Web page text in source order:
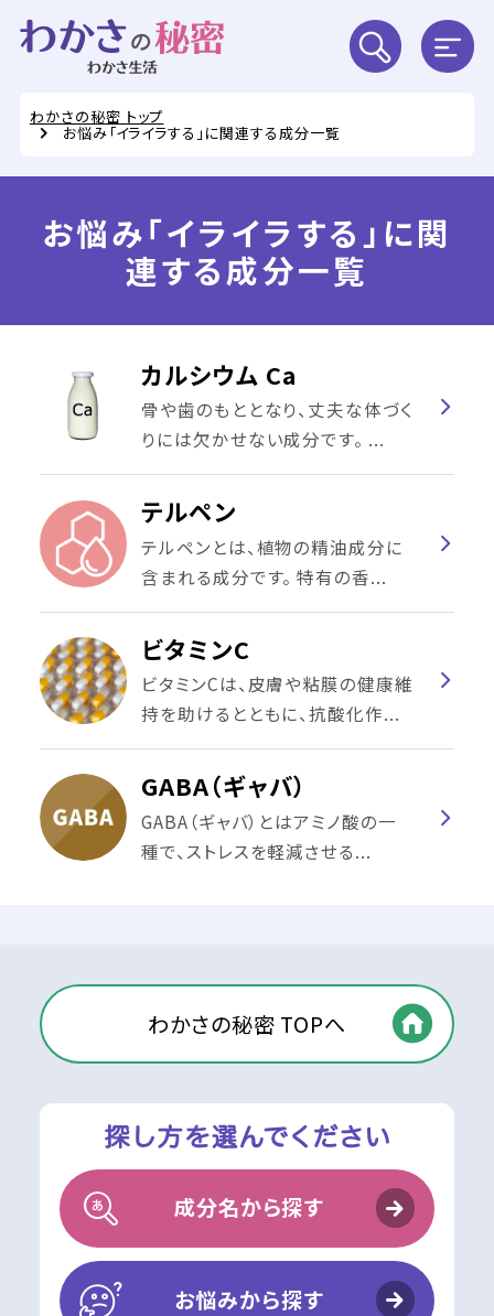
わかさの秘密 トップ
お悩み「イライラする」に関連する成分一覧
お悩み「イライラする」に関
連する成分一覧
カルシウム Ca
骨や歯のもととなり、丈夫な体づく
りには欠かせない成分です。 ...
テルペン
テルペンとは、植物の精油成分に
含まれる成分です。 特有の香...
ビタミンC
ビタミンCは、皮膚や粘膜の健康維
持を助けるとともに、抗酸化作...
GABA（ギャバ）
GABA（ギャバ）とはアミノ酸の一
種で、ストレスを軽減させる...
わかさの秘密 TOPへ
成分名から探す
お悩みから探す